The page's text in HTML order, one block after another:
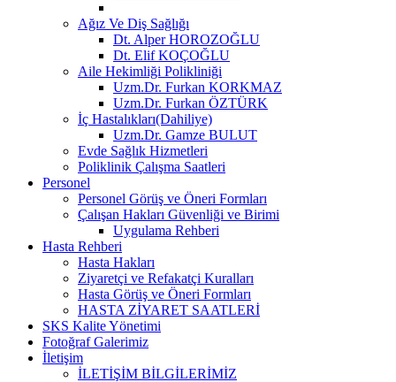
Ağız Ve Diş Sağlığı
Dt. Alper HOROZOĞLU
Dt. Elif KOÇOĞLU
Aile Hekimliği Polikliniği
Uzm.Dr. Furkan KORKMAZ
Uzm.Dr. Furkan ÖZTÜRK
İç Hastalıkları(Dahiliye)
Uzm.Dr. Gamze BULUT
Evde Sağlık Hizmetleri
Poliklinik Çalışma Saatleri
Personel
Personel Görüş ve Öneri Formları
Çalışan Hakları Güvenliği ve Birimi
Uygulama Rehberi
Hasta Rehberi
Hasta Hakları
Ziyaretçi ve Refakatçi Kuralları
Hasta Görüş ve Öneri Formları
HASTA ZİYARET SAATLERİ
SKS Kalite Yönetimi
Fotoğraf Galerimiz
İletişim
İLETİŞİM BİLGİLERİMİZ